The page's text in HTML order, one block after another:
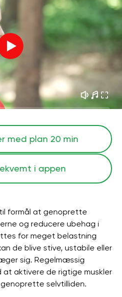
med plan 20 min
i appen
formål at genoprette
og reducere ubehag i
for meget belastning
de blive stive, ustabile eller
sig. Regelmæssig
aktivere de rigtige muskler
selvtilliden.